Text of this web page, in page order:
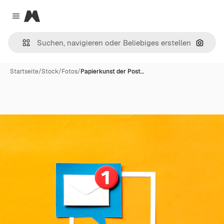
Close menu
Magnific
Nach
Startseite/Stock/Fotos/Papierkunst der Post…